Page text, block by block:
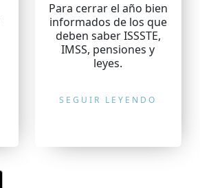
Para cerrar el año bien
informados de los que
deben saber ISSSTE,
IMSS, pensiones y
leyes.
SEGUIR LEYENDO